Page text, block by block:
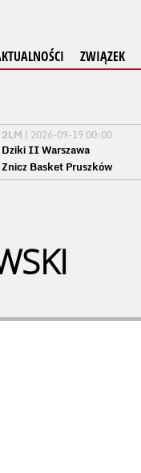
ZWIĄZEK
2LM | 2026-09-19 00:00
Dziki II Warszawa
Znicz Basket Pruszków